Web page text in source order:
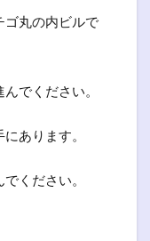
ゴ丸の内ビルで
でください。
あります。
ください。